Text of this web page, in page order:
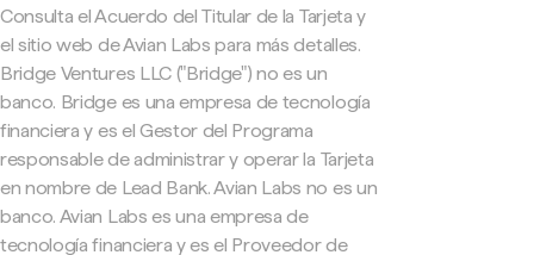
Consulta el Acuerdo del Titular de la Tarjeta y
el sitio web de Avian Labs para más detalles.
Bridge Ventures LLC ("Bridge") no es un
banco. Bridge es una empresa de tecnología
financiera y es el Gestor del Programa
responsable de administrar y operar la Tarjeta
en nombre de Lead Bank. Avian Labs no es un
banco. Avian Labs es una empresa de
tecnología financiera y es el Proveedor de